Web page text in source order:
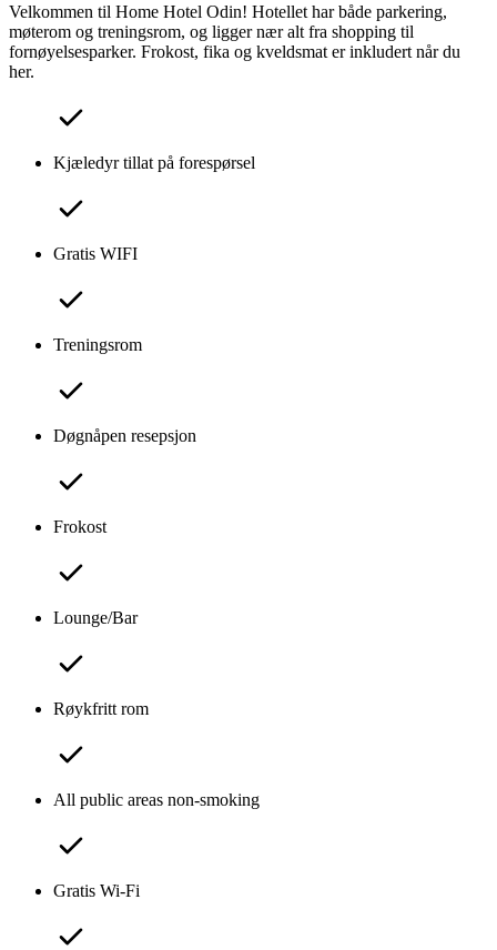
Velkommen til Home Hotel Odin! Hotellet har både parkering,
møterom og treningsrom, og ligger nær alt fra shopping til
fornøyelsesparker. Frokost, fika og kveldsmat er inkludert når du
her.
Kjæledyr tillat på forespørsel
Gratis WIFI
Treningsrom
Døgnåpen resepsjon
Frokost
Lounge/Bar
Røykfritt rom
All public areas non-smoking
Gratis Wi-Fi